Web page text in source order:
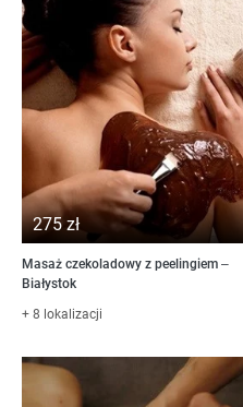
275 zł
Masaż czekoladowy z peelingiem –
Białystok
+ 8 lokalizacji